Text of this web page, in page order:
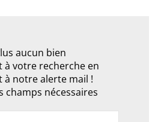
aucun bien
votre recherche en
à notre alerte mail !
champs nécessaires